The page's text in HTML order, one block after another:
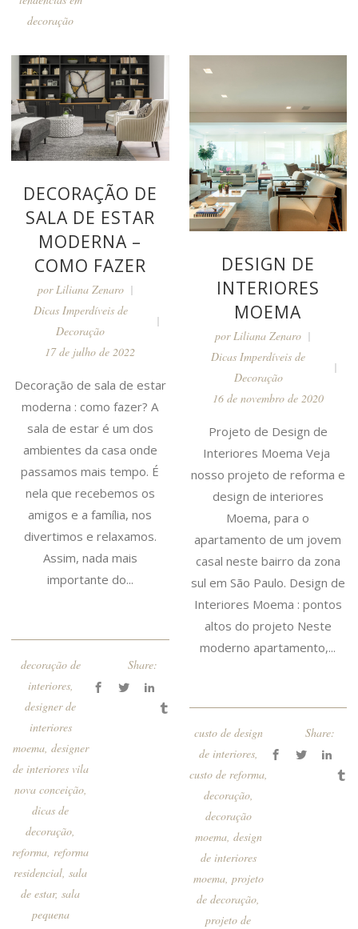
decoração
DECORAÇÃO DE
SALA DE ESTAR
MODERNA –
COMO FAZER
porLiliana Zenaro
Dicas Imperdíveis de
Decoração
17 de julho de 2022
Decoração de sala de estar
moderna : como fazer? A
sala de estar é um dos
ambientes da casa onde
passamos mais tempo. É
nela que recebemos os
amigos e a família, nos
divertimos e relaxamos.
Assim, nada mais
importante do...
decoração de
interiores,
designer de
interiores
moema, designer
de interiores vila
nova conceição,
dicas de
decoração,
reforma,reforma
residencial,sala
de estar,sala
pequena
Share:
DESIGN DE
INTERIORES
MOEMA
porLiliana Zenaro
Dicas Imperdíveis de
Decoração
16 de novembro de 2020
Projeto de Design de
Interiores Moema Veja
nosso projeto de reforma e
design de interiores
Moema, para o
apartamento de um jovem
casal neste bairro da zona
sul em São Paulo. Design de
Interiores Moema : pontos
altos do projeto Neste
moderno apartamento,...
custo de design
de interiores,
custo de reforma,
decoração,
decoração
moema, design
de interiores
moema, projeto
de decoração,
projeto de
Share: